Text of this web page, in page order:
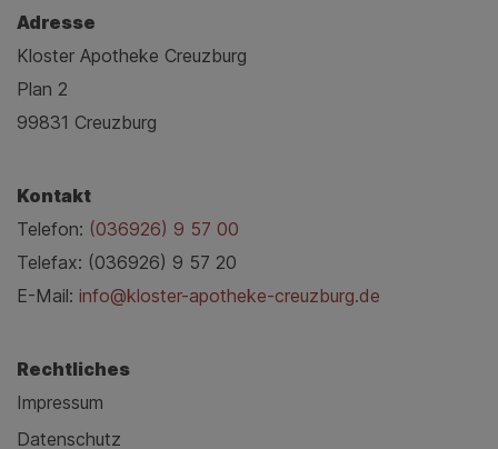
Adresse
Kloster Apotheke Creuzburg
Plan 2
99831 Creuzburg
Kontakt
Telefon: (036926) 9 57 00
Telefax: (036926) 9 57 20
E-Mail: info@kloster-apotheke-creuzburg.de
Rechtliches
Impressum
Datenschutz